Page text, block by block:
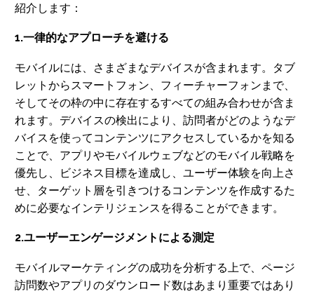
紹介します：
1.一律的なアプローチを避ける
モバイルには、さまざまなデバイスが含まれます。タブ
レットからスマートフォン、フィーチャーフォンまで、
そしてその枠の中に存在するすべての組み合わせが含ま
れます。デバイスの検出により、訪問者がどのようなデ
バイスを使ってコンテンツにアクセスしているかを知る
ことで、アプリやモバイルウェブなどのモバイル戦略を
優先し、ビジネス目標を達成し、ユーザー体験を向上さ
せ、ターゲット層を引きつけるコンテンツを作成するた
めに必要なインテリジェンスを得ることができます。
2.ユーザーエンゲージメントによる測定
モバイルマーケティングの成功を分析する上で、ページ
訪問数やアプリのダウンロード数はあまり重要ではあり